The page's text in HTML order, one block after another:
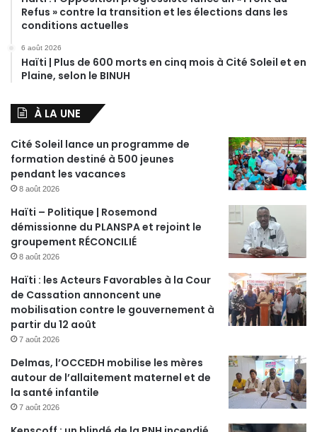
Refus » contre la transition et les élections dans les
conditions actuelles
6 août 2026
Haïti | Plus de 600 morts en cinq mois à Cité Soleil et en
Plaine, selon le BINUH
À LA UNE
Cité Soleil lance un programme de
formation destiné à 500 jeunes
pendant les vacances
8 août 2026
Haïti – Politique | Rosemond
démissionne du PLANSPA et rejoint le
groupement RÉCONCILIÉ
8 août 2026
Haïti : les Acteurs Favorables à la Cour
de Cassation annoncent une
mobilisation contre le gouvernement à
partir du 12 août
7 août 2026
Delmas, l’OCCEDH mobilise les mères
autour de l’allaitement maternel et de
la santé infantile
7 août 2026